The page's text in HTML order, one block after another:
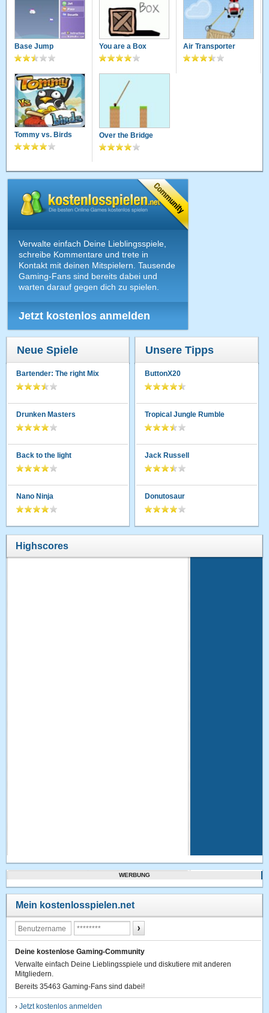
Base Jump You are a Box Air Transporter
Tommy vs. Birds Over the Bridge
Verwalte einfach Deine Lieblingsspiele,
schreibe Kommentare und trete in
Kontakt mit deinen Mitspielern. Tausende
Gaming-Fans sind bereits dabei und
warten darauf gegen dich zu spielen.
Jetzt kostenlos anmelden
Neue Spiele
Bartender: The right Mix
Drunken Masters
Back to the light
Nano Ninja
Unsere Tipps
ButtonX20
Tropical Jungle Rumble
Jack Russell
Donutosaur
Highscores
WERBUNG
Mein kostenlosspielen.net
Deine kostenlose Gaming-Community
Verwalte einfach Deine Lieblingsspiele und diskutiere mit anderen
Mitgliedern.
Bereits 35463 Gaming-Fans sind dabei!
›Jetzt kostenlos anmelden